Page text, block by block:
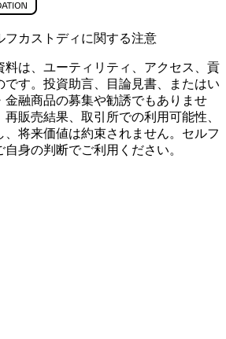
フカストディに関する注意
料は、ユーティリティ、アクセス、貢
です。投資助言、目論見書、またはい
金融商品の募集や勧誘でもありませ
販売結果、取引所での利用可能性、
将来価値は約束されません。セルフ
身の判断でご利用ください。